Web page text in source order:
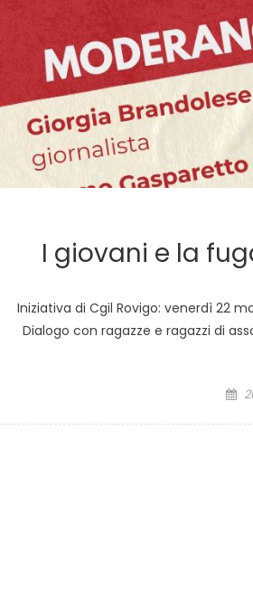
I giovani e la
Iniziativa di Cgil Rovigo: venerdì 22
Dialogo con ragazze e ragazzi di